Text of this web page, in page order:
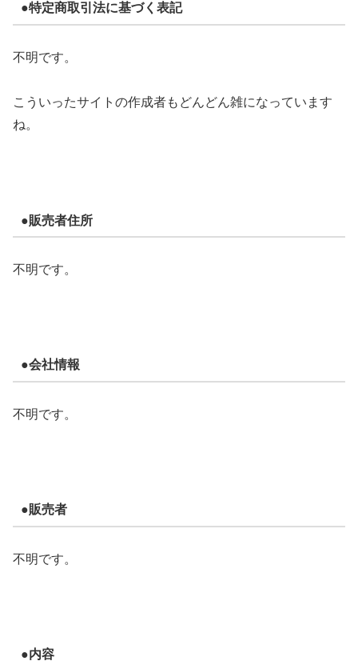
●特定商取引法に基づく表記
不明です。
こういったサイトの作成者もどんどん雑になっています
ね。
●販売者住所
不明です。
●会社情報
不明です。
●販売者
不明です。
●内容